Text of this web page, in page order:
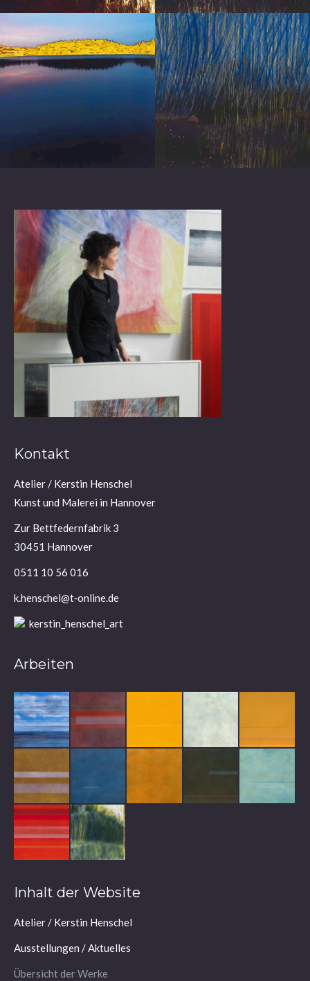
Kontakt
Ate­lier / Kers­tin Henschel
Kunst und Male­rei in Hannover
Zur Bett­fe­dern­fa­brik 3
30451 Hannover
0511 10 56 016
k.henschel@t‑online.de
kerstin_henschel_art
Arbeiten
Inhalt der Website
Atelier / Kerstin Henschel
Ausstellungen / Aktuelles
Übersicht der Werke